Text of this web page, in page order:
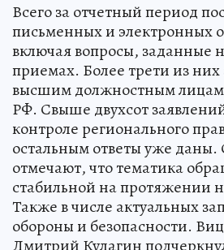
Всего за отчетный период
письменных и электронных
включая вопросы, заданные
приемах. Более трети из них
высшим должностным лицам
РФ. Свыше двухсот
контроле регионального
остальным ответы уже
отмечают, что тематика
стабильной на протяжении
Также в числе актуальных
обороны и безопасности.
Дмитрий Кулагин